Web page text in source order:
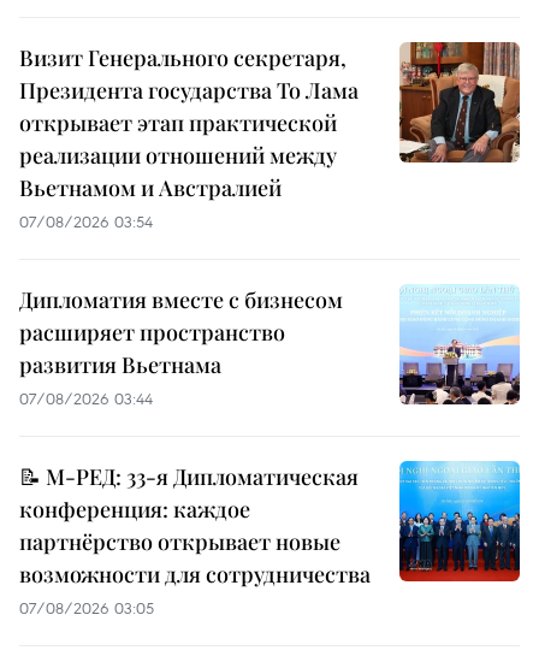
Визит Генерального секретаря,
Президента государства То Лама
открывает этап практической
реализации отношений между
Вьетнамом и Австралией
07/08/2026 03:54
Дипломатия вместе с бизнесом
расширяет пространство
развития Вьетнама
07/08/2026 03:44
📝 М-РЕД: 33-я Дипломатическая
конференция: каждое
партнёрство открывает новые
возможности для сотрудничества
07/08/2026 03:05